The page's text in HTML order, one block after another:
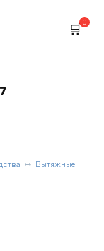
0
Вытяжные